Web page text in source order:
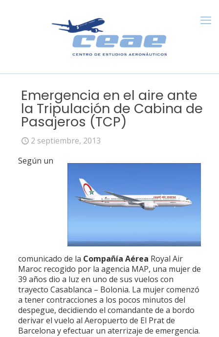
Emergencia en el aire ante
la Tripulación de Cabina de
Pasajeros (TCP)
2 septiembre, 2013
Según un
comunicado de la Compañía Aérea Royal Air
Maroc recogido por la agencia MAP, una mujer de
39 años dio a luz en uno de sus vuelos con
trayecto Casablanca – Bolonia. La mujer comenzó
a tener contracciones a los pocos minutos del
despegue, decidiendo el comandante de a bordo
derivar el vuelo al Aeropuerto de El Prat de
Barcelona y efectuar un aterrizaje de emergencia.